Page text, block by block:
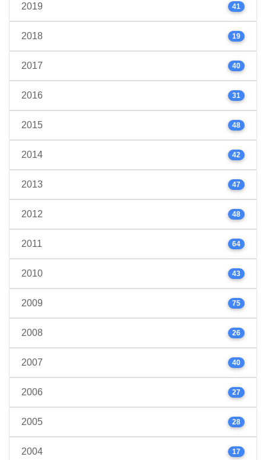
2019 41
2018 19
2017 40
2016 31
2015 48
2014 42
2013 47
2012 48
2011 64
2010 43
2009 75
2008 26
2007 40
2006 27
2005 28
2004 17